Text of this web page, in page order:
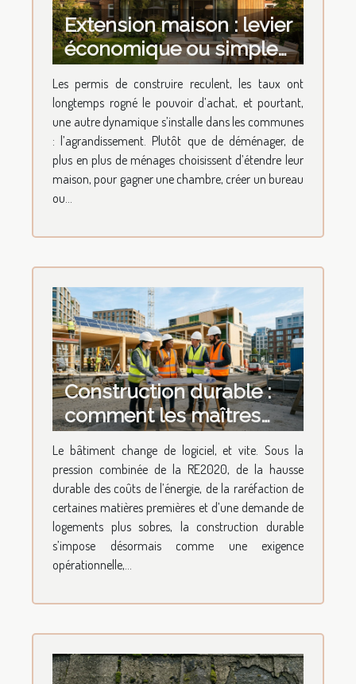
Extension maison : levier
économique ou simple
tendance architecturale
?
Les permis de construire reculent, les taux ont
longtemps rogné le pouvoir d’achat, et pourtant,
une autre dynamique s’installe dans les communes
: l’agrandissement. Plutôt que de déménager, de
plus en plus de ménages choisissent d’étendre leur
maison, pour gagner une chambre, créer un bureau
ou...
Construction durable :
comment les maîtres
d’œuvre revoient leurs
méthodes
Le bâtiment change de logiciel, et vite. Sous la
pression combinée de la RE2020, de la hausse
durable des coûts de l’énergie, de la raréfaction de
certaines matières premières et d’une demande de
logements plus sobres, la construction durable
s’impose désormais comme une exigence
opérationnelle,...